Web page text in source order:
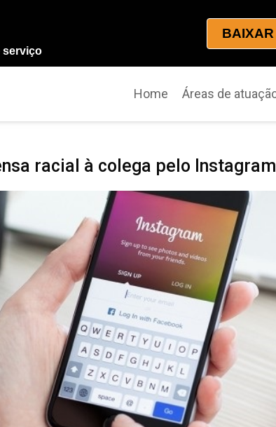
serviço
BAIXAR
Home Áreas de
racial à colega pelo